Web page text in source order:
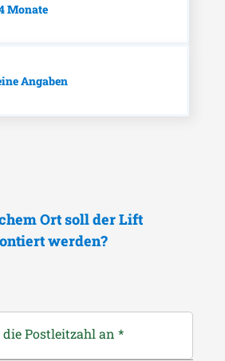
Monate
Angaben
Ort soll der Lift
werden?
die Postleitzahl an *